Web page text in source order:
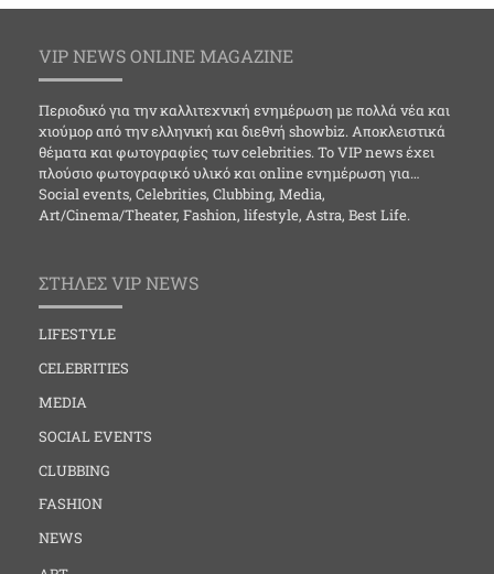
VIP NEWS ONLINE MAGAZINE
Περιοδικό για την καλλιτεχνική ενημέρωση με πολλά νέα και
χιούμορ από την ελληνική και διεθνή showbiz. Αποκλειστικά
θέματα και φωτογραφίες των celebrities. Το VIP news έχει
πλούσιο φωτογραφικό υλικό και online ενημέρωση για…
Social events, Celebrities, Clubbing, Media,
Art/Cinema/Theater, Fashion, lifestyle, Astra, Best Life.
ΣΤΗΛΕΣ VIP NEWS
LIFESTYLE
CELEBRITIES
MEDIA
SOCIAL EVENTS
CLUBBING
FASHION
NEWS